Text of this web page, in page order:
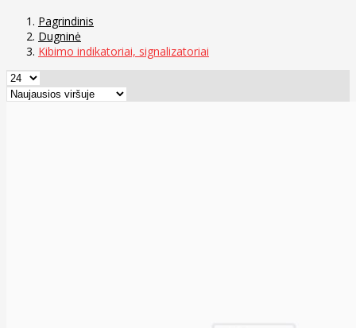
Pagrindinis
Dugninė
Kibimo indikatoriai, signalizatoriai